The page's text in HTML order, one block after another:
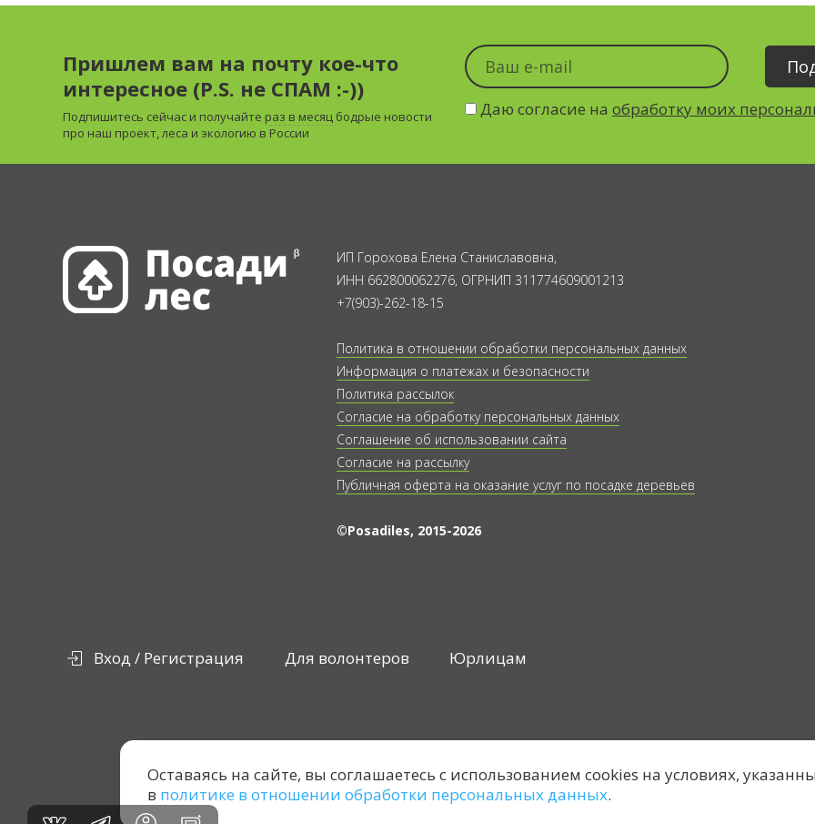
Пришлем вам на почту кое-что
интересное (P.S. не СПАМ :-))
Подпишитесь сейчас и получайте раз в месяц бодрые новости
про наш проект, леса и экологию в России
Даю согласие наобработку моих
ИП Горохова Елена Станиславовна,
ИНН 662800062276, ОГРНИП 311774609001213
+7(903)-262-18-15
Политика в отношении обработки персональных данных
Информация о платежах и безопасности
Политика рассылок
Согласие на обработку персональных данных
Соглашение об использовании сайта
Согласие на рассылку
Публичная оферта на оказание услуг по посадке деревьев
©Posadiles, 2015-2026
Вход / Регистрация Для волонтеров Юрлицам
Оставаясь на сайте, вы соглашаетесь с использованием cookies на условиях,
в политике в отношении обработки персональных данных.